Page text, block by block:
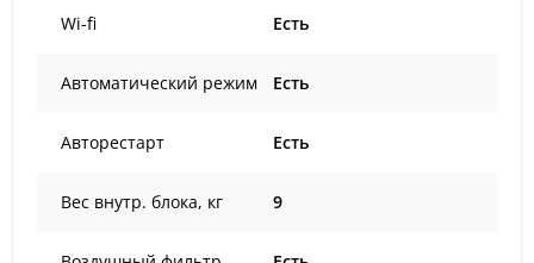
Wi-fi Есть
Автоматический режим Есть
Авторестарт Есть
Вес внутр. блока, кг 9